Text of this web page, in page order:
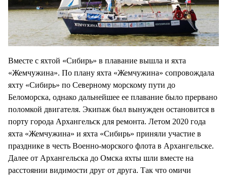
Вместе с яхтой «Сибирь» в плавание вышла и яхта
«Жемчужина». По плану яхта «Жемчужина» сопровождала
яхту «Сибирь» по Северному морскому пути до
Беломорска, однако дальнейшее ее плавание было прервано
поломкой двигателя. Экипаж был вынужден остановится в
порту города Архангельск для ремонта. Летом 2020 года
яхта «Жемчужина» и яхта «Сибирь» приняли участие в
празднике в честь Военно-морского флота в Архангельске.
Далее от Архангельска до Омска яхты шли вместе на
расстоянии видимости друг от друга. Так что омичи